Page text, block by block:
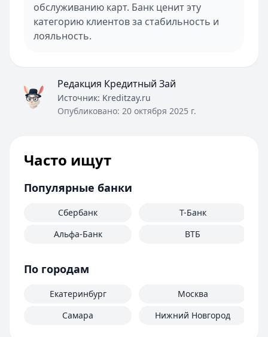
обслуживанию карт. Банк ценит эту
категорию клиентов за стабильность и
лояльность.
Редакция Кредитный Зай
Источник: Kreditzay.ru
Опубликовано: 20 октября 2025 г.
Часто ищут
Популярные банки
Сбербанк
Альфа-Банк
Т-Банк
ВТБ
По городам
Екатеринбург
Самара
Москва
Нижний Новгород